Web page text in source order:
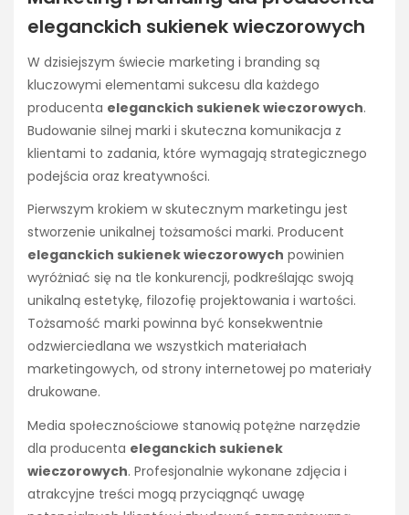
eleganckich sukienek wieczorowych
W dzisiejszym świecie marketing i branding są
kluczowymi elementami sukcesu dla każdego
producenta eleganckich sukienek wieczorowych.
Budowanie silnej marki i skuteczna komunikacja z
klientami to zadania, które wymagają strategicznego
podejścia oraz kreatywności.
Pierwszym krokiem w skutecznym marketingu jest
stworzenie unikalnej tożsamości marki. Producent
eleganckich sukienek wieczorowych powinien
wyróżniać się na tle konkurencji, podkreślając swoją
unikalną estetykę, filozofię projektowania i wartości.
Tożsamość marki powinna być konsekwentnie
odzwierciedlana we wszystkich materiałach
marketingowych, od strony internetowej po materiały
drukowane.
Media społecznościowe stanowią potężne narzędzie
dla producenta eleganckich sukienek
wieczorowych. Profesjonalnie wykonane zdjęcia i
atrakcyjne treści mogą przyciągnąć uwagę